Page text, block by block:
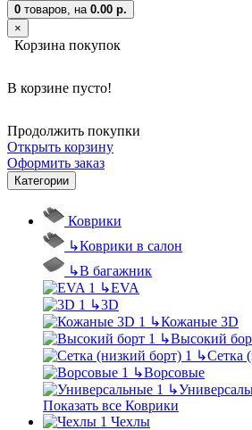
0 товаров, на 0.00 р.
×
Корзина покупок
В корзине пусто!
Продолжить покупки
Открыть корзину
Оформить заказ
Категории
Коврики
↳Коврики в салон
↳В багажник
↳EVA
↳3D
↳Кожаные 3D
↳Высокий
↳Сетка
↳Ворсовые
↳
Показать все Коврики
Чехлы